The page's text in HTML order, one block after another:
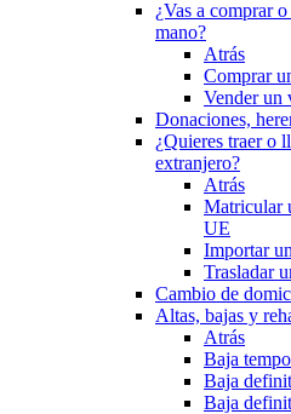
¿Vas a comprar
mano?
Atrás
Comprar
Vender un
Donaciones,
¿Quieres traer o
extranjero?
Atrás
Matricular
UE
Importar
Trasladar
Cambio de
Altas, bajas y
Atrás
Baja
Baja
Baja